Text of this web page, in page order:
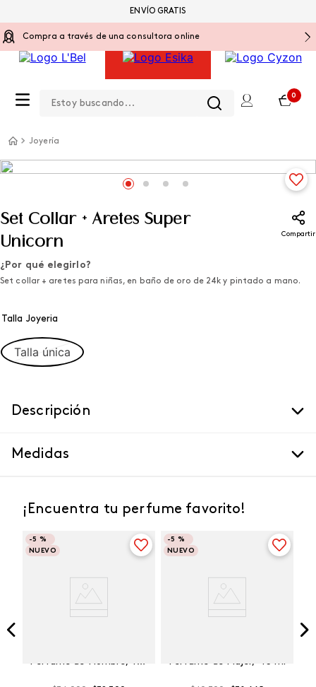
Compra a través de una consultora online
0
ENVÍO GRATIS
Joyería
Set Collar + Aretes Super
Unicorn
Compartir
¿Por qué elegirlo?
Set collar + aretes para niñas, en baño de oro de 24k y pintado a mano.
Talla Joyeria
Talla única
Descripción
Medidas
¡Encuentra tu perfume favorito!
-5 %
NUEVO
Perfume de Hombre, 100
-5 %
NUEVO
Perfume de Mujer, 45 ml